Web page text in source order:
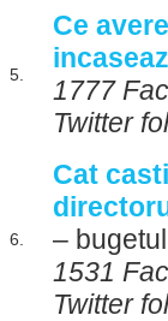
5.
Ce
1777
Twitter
6.
Cat
–
1531
Twitter